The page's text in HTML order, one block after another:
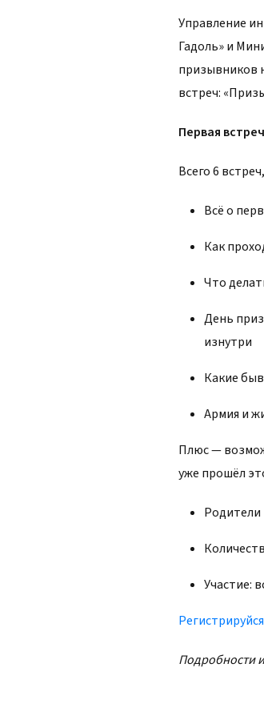
Управление
Гадоль» и
призывников
встреч:
Первая
Всего 6
Всё о
Как
Что
День
изнутри
Какие
Армия и
Плюс —
уже прошёл
Родители
Участие:
Регистрируйся
Подробности